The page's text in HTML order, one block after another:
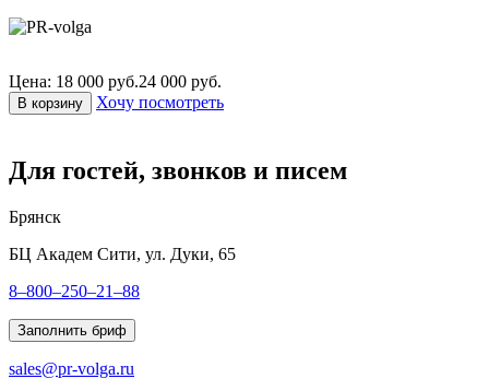
Цена: 18 000 руб.24 000 руб.
В корзину Хочу посмотреть
Для гостей, звонков и писем
Брянск
БЦ Академ Сити, ул. Дуки, 65
8–800–250–21–88
Заполнить бриф
sales@pr-volga.ru